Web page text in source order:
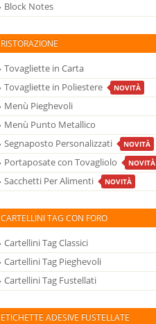
Block Notes
RISTORAZIONE
Tovagliette in Carta
Tovagliette in Poliestere
NOVITÀ
Menù Pieghevoli
Menù Punto Metallico
Segnaposto Personalizzati
NOVITÀ
Portaposate con Tovagliolo NOVITÀ
Sacchetti Per Alimenti NOVITÀ
CARTELLINI TAG CON FORO
Cartellini Tag Classici
Cartellini Tag Pieghevoli
Cartellini Tag Fustellati
ETICHETTE ADESIVE FUSTELLATE